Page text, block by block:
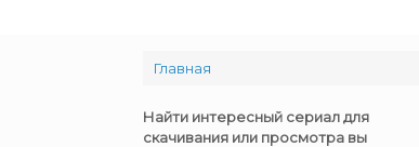
Главная
Найти интересный сериал для
скачивания или просмотра вы